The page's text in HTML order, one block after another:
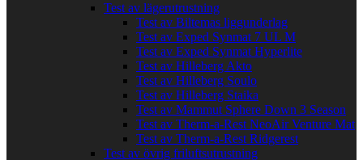
Test av lägerutrustning
Test av Biltemas liggunderlag
Test av Exped Synmat 7 UL M
Test av Exped Synmat Hyperlite
Test av Hilleberg Akto
Test av Hilleberg Soulo
Test av Hilleberg Staika
Test av Mammut Sphere Down 3 Season
Test av Therm-a-Rest NeoAir Venture Mat
Test av Therm-a-Rest Ridgerest
Test av övrig friluftsutrustning